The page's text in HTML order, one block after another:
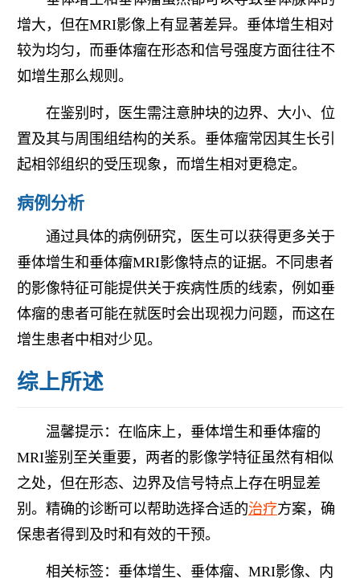
增大，但在MRI影像上有显著差异。垂体增生相对
较为均匀，而垂体瘤在形态和信号强度方面往往不
如增生那么规则。
在鉴别时，医生需注意肿块的边界、大小、位
置及其与周围组结构的关系。垂体瘤常因其生长引
起相邻组织的受压现象，而增生相对更稳定。
病例分析
通过具体的病例研究，医生可以获得更多关于
垂体增生和垂体瘤MRI影像特点的证据。不同患者
的影像特征可能提供关于疾病性质的线索，例如垂
体瘤的患者可能在就医时会出现视力问题，而这在
增生患者中相对少见。
综上所述
温馨提示：在临床上，垂体增生和垂体瘤的
MRI鉴别至关重要，两者的影像学特征虽然有相似
之处，但在形态、边界及信号特点上存在明显差
别。精确的诊断可以帮助选择合适的治疗方案，确
保患者得到及时和有效的干预。
相关标签：垂体增生、垂体瘤、MRI影像、内